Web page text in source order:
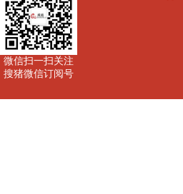
微信扫一扫关注
搜猪微信订阅号